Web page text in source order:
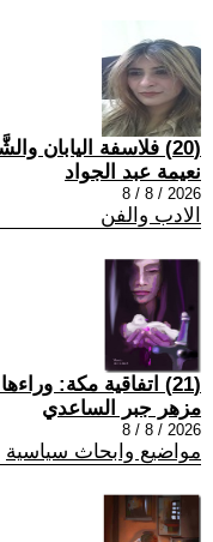
(20) فلاسفة اليابان والشَّرق: ساموراي ومماليك
نعيمة عبد الجواد
2026 / 8 / 8
الادب والفن
(21) اتفاقية مكة: وراءها ما وراءها
مزهر جبر الساعدي
2026 / 8 / 8
مواضيع وابحاث سياسية